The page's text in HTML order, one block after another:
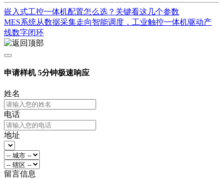
嵌入式工控一体机配置怎么选？关键看这几个参数
MES系统从数据采集走向智能调度，工业触控一体机驱动产
线数字闭环
申请样机5分钟极速响应
姓名
电话
地址
留言信息